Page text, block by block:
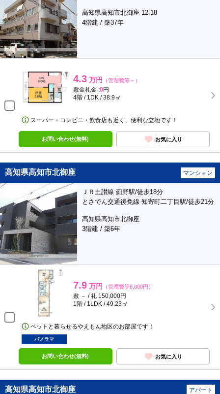
高知県高知市北御座 12-18
4階建 / 築37年
4.3 万円 （管理費等－）
敷金礼金 :0円
4階 / 1DK / 38.9㎡
スーパー・コンビニ・飲食店も近く、便利な立地です！
お問い合わせ(無料) お気に入り
高知県高知市北御座 マンション
ＪＲ土讃線 薊野駅/徒歩18分
とさでん交通後免線 知寄町二丁目駅/徒歩21分
高知県高知市北御座
3階建 / 築6年
7.9 万円 （管理費等6,000円）
敷 － / 礼 150,000円
1階 / 1LDK / 49.23㎡
ペットと暮らせるやえもん地区のお部屋です！
パノラマ
お問い合わせ(無料) お気に入り
高知県高知市北御座 アパート